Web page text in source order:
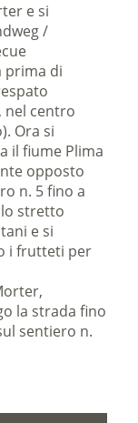
e si
/
prima di
nel centro
Ora si
il fiume Plima
opposto
n. 5 fino a
stretto
e si
i frutteti per
la strada fino
sentiero n.